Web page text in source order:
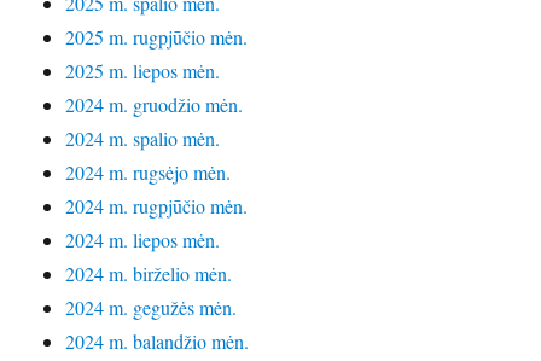
2025 m. rugpjūčio mėn.
2025 m. liepos mėn.
2024 m. gruodžio mėn.
2024 m. spalio mėn.
2024 m. rugsėjo mėn.
2024 m. rugpjūčio mėn.
2024 m. liepos mėn.
2024 m. birželio mėn.
2024 m. gegužės mėn.
2024 m. balandžio mėn.